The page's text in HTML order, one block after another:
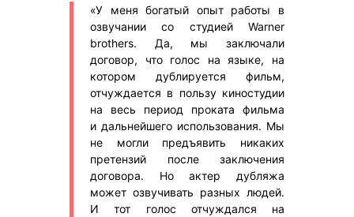
«У меня богатый опыт работы в
озвучании со студией Warner
brothers. Да, мы заключали
договор, что голос на языке, на
котором дублируется фильм,
отчуждается в пользу киностудии
на весь период проката фильма
и дальнейшего использования. Мы
не могли предъявить никаких
претензий после заключения
договора. Но актер дубляжа
может озвучивать разных людей.
И тот голос отчуждался на